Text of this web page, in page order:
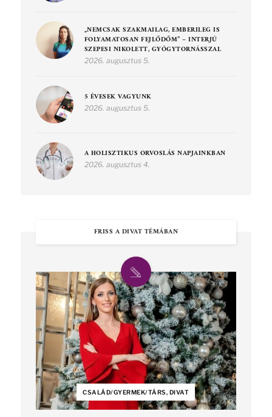
„NEMCSAK SZAKMAILAG, EMBERILEG IS
FOLYAMATOSAN FEJLŐDŐM” – INTERJÚ
SZEPESI NIKOLETT, GYÓGYTORNÁSSZAL
2026. augusztus 5.
5 ÉVESEK VAGYUNK
2026. augusztus 5.
A HOLISZTIKUS ORVOSLÁS NAPJAINKBAN
2026. augusztus 4.
FRISS A DIVAT TÉMÁBAN
CSALÁD/GYERMEK/TÁRS, DIVAT